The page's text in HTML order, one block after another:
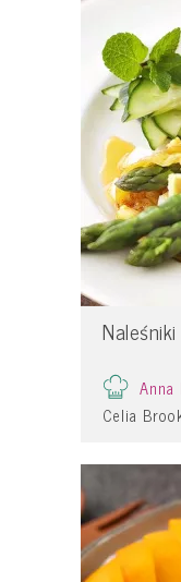
Anna
Celia